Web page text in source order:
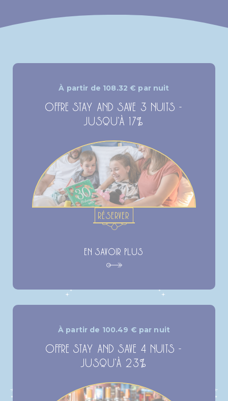
À partir de 108.32€ par nuit
OFFRE STAY AND SAVE 3 NUITS -
JUSQU’À 17%
RÉSERVER
EN SAVOIR PLUS
À partir de 100.49 € par nuit
OFFRE STAY AND SAVE 4 NUITS -
JUSQU’À 23%